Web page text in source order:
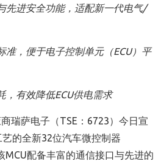
先进安全功能，适配新一代电气/
准，便于电子控制单元（ECU）平
，有效降低ECU供电需求
瑞萨电子（TSE：6723）今日宣
的全新32位汽车微控制器
MCU配备丰富的通信接口与先进的